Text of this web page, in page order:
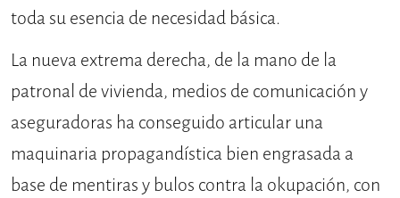
toda su esencia de necesidad básica.
La nueva extrema derecha, de la mano de la
patronal de vivienda, medios de comunicación y
aseguradoras ha conseguido articular una
maquinaria propagandística bien engrasada a
base de mentiras y bulos contra la okupación, con